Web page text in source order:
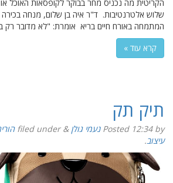
הקריטית מה נכניס מחר בבוקר לקופסאות האוכל או
שלוש אלטרנטיבות. ד"ר איה בן שלום, מנחה
המתמחה באורח חיים בריא אומרת: "לא מדובר רק
קרא עוד »
תיק תק
Posted 12:34by נעמי גולן &
filed under
עיצוב.